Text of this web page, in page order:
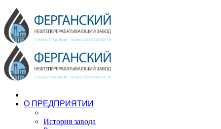
О ПРЕДПРИЯТИИ
История завода